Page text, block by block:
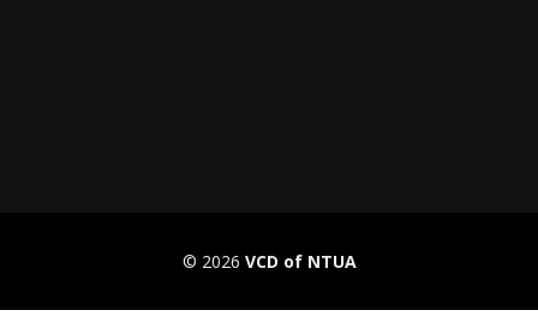
© 2026 VCD of NTUA